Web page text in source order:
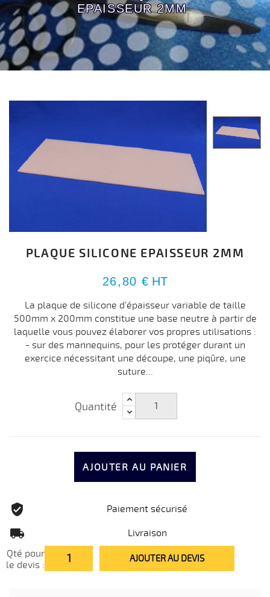
EPAISSEUR 2MM
PLAQUE SILICONE EPAISSEUR 2MM
26,80 € HT
La plaque de silicone d'épaisseur variable de taille
500mm x 200mm constitue une base neutre à partir de
laquelle vous pouvez élaborer vos propres utilisations :
- sur des mannequins, pour les protéger durant un
exercice nécessitant une découpe, une piqûre, une
suture...
Quantité
AJOUTER AU PANIER
Paiement sécurisé
Livraison
Qté pour
le devis :
AJOUTER AU DEVIS